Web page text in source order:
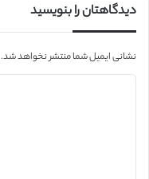
دیدگاهتان را بنویسید
نشانی ایمیل شما منتشر نخواهد شد.